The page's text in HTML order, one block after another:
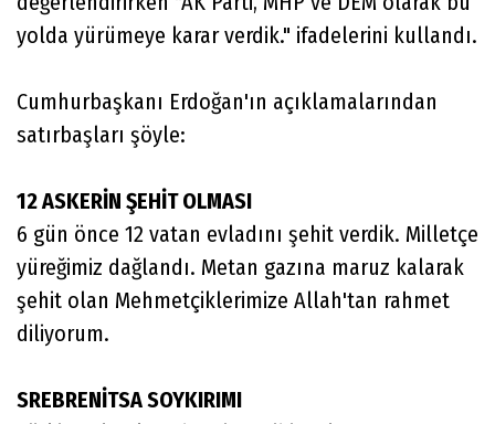
yolda yürümeye karar verdik." ifadelerini kullandı.
Cumhurbaşkanı Erdoğan'ın açıklamalarından
satırbaşları şöyle:
12 ASKERİN ŞEHİT OLMASI
6 gün önce 12 vatan evladını şehit verdik. Milletçe
yüreğimiz dağlandı. Metan gazına maruz kalarak
şehit olan Mehmetçiklerimize Allah'tan rahmet
diliyorum.
SREBRENİTSA SOYKIRIMI